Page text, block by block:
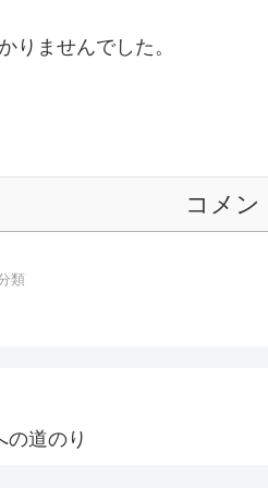
りませんでした。
コメン
類
の道のり